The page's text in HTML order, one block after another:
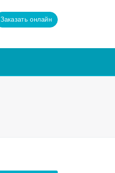
Заказать онлайн